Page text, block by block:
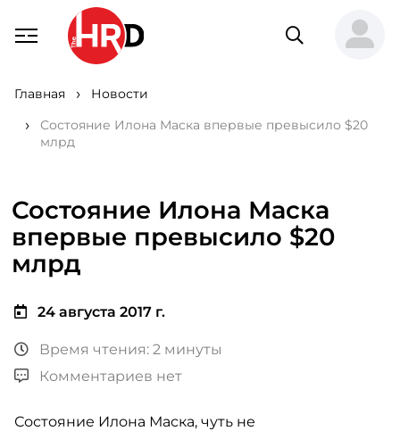
Главная
Новости
Состояние Илона Маска впервые превысило $20
млрд
Состояние Илона Маска
впервые превысило $20
млрд
24 августа 2017 г.
Время чтения: 2 минуты
Комментариев нет
Состояние Илона Маска, чуть не